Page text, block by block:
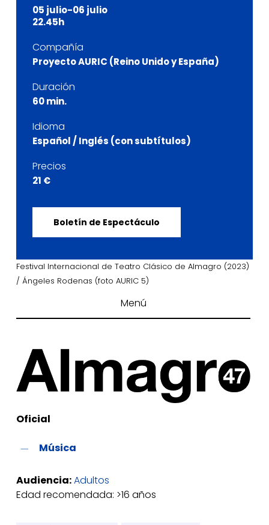
05 julio-06 julio
22.45h
Compañía
Proyecto AURIC (Reino Unido y España)
Duración
60 min.
Idioma
Español / Inglés (con subtítulos)
Precios
21 €
Boletín de Espectáculo
Festival Internacional de Teatro Clásico de Almagro (2023)
/ Ángeles Rodenas (foto AURIC 5)
Menú
Oficial
Música
Audiencia:Adultos
Edad recomendada: >16 años